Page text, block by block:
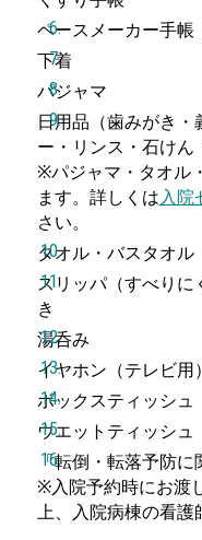
ペースメーカー手帳
下着
パジャマ
日用品（歯みがき
ー・リンス・石けん
※パジャマ・タオル
ます。詳しくは入院
さい。
タオル・バスタオル
スリッパ（すべり
き
湯呑み
イヤホン（テレビ用）
ボックスティッシュ
ウエットティッシュ
「転倒・転落予防に
※入院予約時にお渡
上、入院病棟の看護